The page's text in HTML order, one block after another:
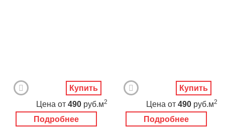
Подробнее
Цена от 490 руб.м2
Купить
Подробнее
Цена от 490 руб.м2
Купить